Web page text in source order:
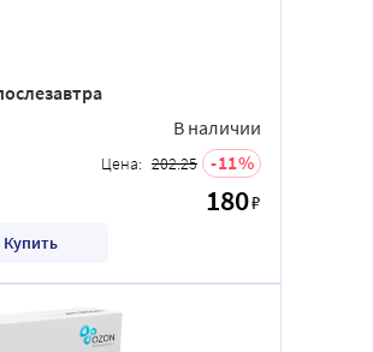
В наличии
Цена: 202.25 11
180₽
Купить